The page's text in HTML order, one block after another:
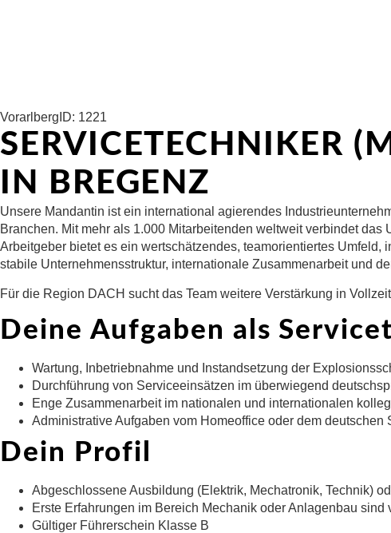
Vorarlberg ID: 1221
SERVICETECHNIKER
IN BREGENZ
Unsere Mandantin ist ein international agierendes
Branchen. Mit mehr als 1.000 Mitarbeitenden weltweit verbindet
Arbeitgeber bietet es ein wertschätzendes, teamorientiertes
stabile Unternehmensstruktur, internationale Zusammenarbeit und
Für die Region DACH sucht das Team weitere Verstärkung in
Deine Aufgaben als
Wartung, Inbetriebnahme und Instandsetzung der
Durchführung von Serviceeinsätzen im überwiegend
Enge Zusammenarbeit im nationalen und internationalen
Administrative Aufgaben vom Homeoffice oder dem deutschen
Dein Profil
Abgeschlossene Ausbildung (Elektrik, Mechatronik, Technik)
Erste Erfahrungen im Bereich Mechanik oder Anlagenbau sind
Gültiger Führerschein Klasse B